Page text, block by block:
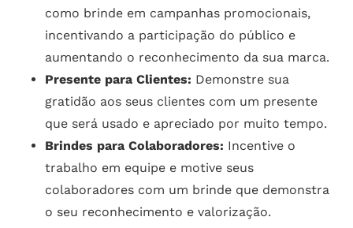
como brinde em campanhas promocionais,
incentivando a participação do público e
aumentando o reconhecimento da sua marca.
Presente para Clientes: Demonstre sua
gratidão aos seus clientes com um presente
que será usado e apreciado por muito tempo.
Brindes para Colaboradores: Incentive o
trabalho em equipe e motive seus
colaboradores com um brinde que demonstra
o seu reconhecimento e valorização.